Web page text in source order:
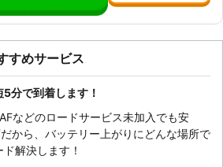
ラブルもお任せください。 弊社はお
客様の心強い味方として、自動車トラ
ブルを解決しております。 【バッテ
リー寿命は3年！？バッテリー交換を
した方がいい前兆とは？】 車のバッ
テリー寿命は、約2年～3年と言われ
した際はバッテリーが弱っていますの
で早めのバッテリー交換をおすすめし
ます。 ・車のエンジンの掛かりが悪
すめサービス
分で到着します！
などのロードサービス未加入でも安
から、バッテリー上がりにどんな場所で
解決します！